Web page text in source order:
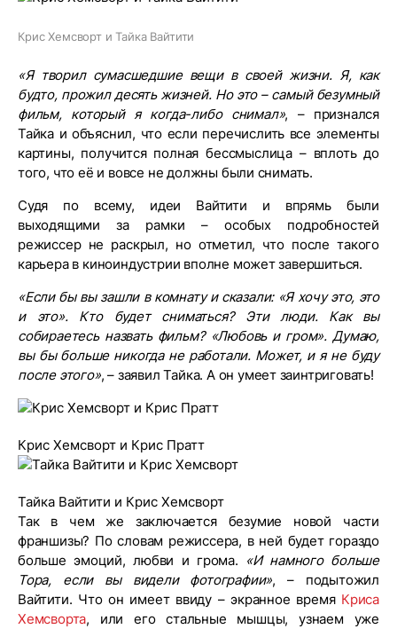
Крис Хемсворт и Тайка Вайтити
«Я творил сумасшедшие вещи в своей жизни. Я, как
будто, прожил десять жизней. Но это – самый безумный
фильм, который я когда-либо снимал», – признался
Тайка и объяснил, что если перечислить все элементы
картины, получится полная бессмыслица – вплоть до
того, что её и вовсе не должны были снимать.
Судя по всему, идеи Вайтити и впрямь были
выходящими за рамки – особых подробностей
режиссер не раскрыл, но отметил, что после такого
карьера в киноиндустрии вполне может завершиться.
«Если бы вы зашли в комнату и сказали: «Я хочу это, это
и это». Кто будет сниматься? Эти люди. Как вы
собираетесь назвать фильм? «Любовь и гром». Думаю,
вы бы больше никогда не работали. Может, и я не буду
после этого», – заявил Тайка. А он умеет заинтриговать!
Крис Хемсворт и Крис Пратт
Тайка Вайтити и Крис Хемсворт
Так в чем же заключается безумие новой части
франшизы? По словам режиссера, в ней будет гораздо
больше эмоций, любви и грома. «И намного больше
Тора, если вы видели фотографии», – подытожил
Вайтити. Что он имеет ввиду – экранное время Криса
Хемсворта, или его стальные мышцы, узнаем уже